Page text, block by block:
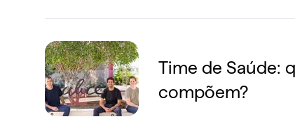
Time de Saúde:
compõem?